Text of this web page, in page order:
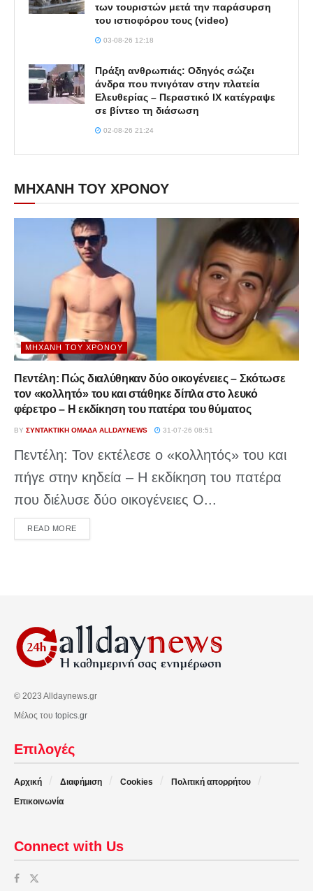
των τουριστών μετά την παράσυρση
του ιστιοφόρου τους (video)
03-08-26 12:18
Πράξη ανθρωπιάς: Οδηγός σώζει
άνδρα που πνιγόταν στην πλατεία
Ελευθερίας – Περαστικό ΙΧ κατέγραψε
σε βίντεο τη διάσωση
02-08-26 21:24
ΜΗΧΑΝΗ ΤΟΥ ΧΡΟΝΟΥ
ΜΗΧΑΝΉ ΤΟΥ ΧΡΌΝΟΥ
Πεντέλη: Πώς διαλύθηκαν δύο οικογένειες – Σκότωσε
τον «κολλητό» του και στάθηκε δίπλα στο λευκό
φέρετρο – Η εκδίκηση του πατέρα του θύματος
BY ΣΥΝΤΑΚΤΙΚΉ ΟΜΆΔΑ ALLDAYNEWS 31-07-26 08:51
Πεντέλη: Τον εκτέλεσε ο «κολλητός» του και
πήγε στην κηδεία – Η εκδίκηση του πατέρα
που διέλυσε δύο οικογένειες Ο...
READ MOREDETAILS
© 2023 Alldaynews.gr
Μέλος του topics.gr
Επιλογές
Αρχική Διαφήμιση Cookies
Πολιτική απορρήτου
Επικοινωνία
Connect with Us